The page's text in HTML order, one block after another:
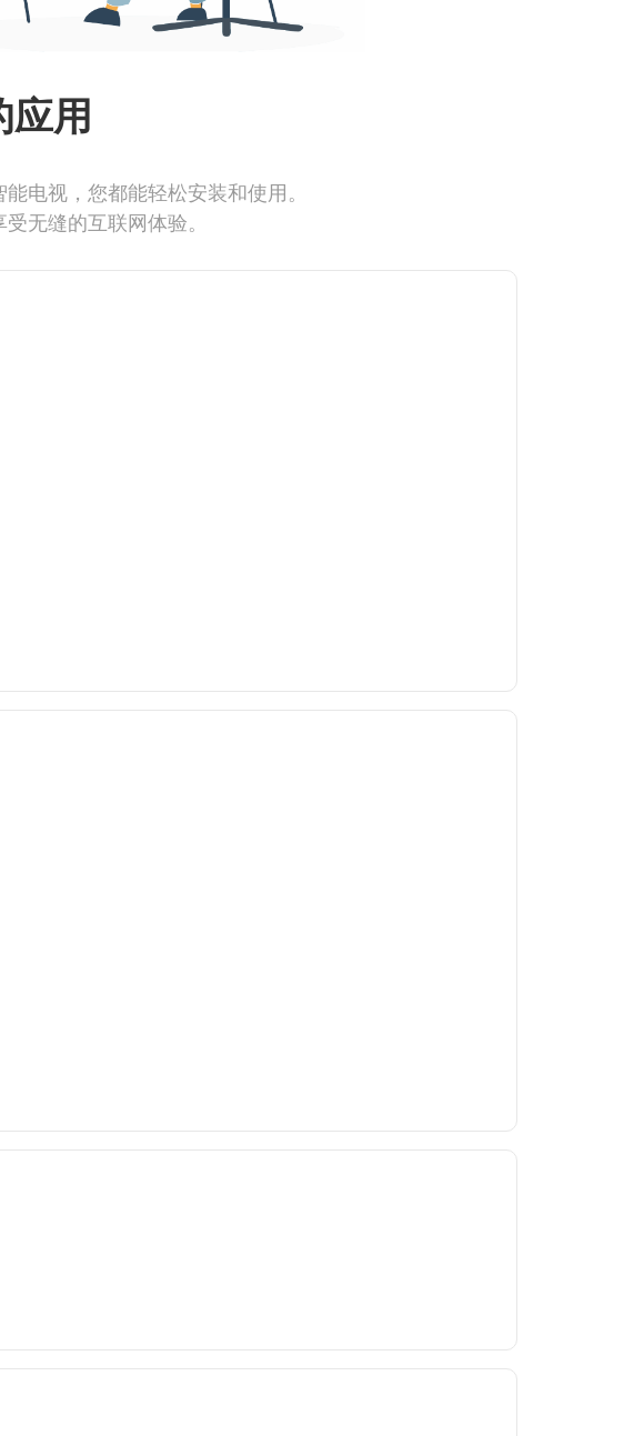
应用
电视，您都能轻松安装和使用。
无缝的互联网体验。